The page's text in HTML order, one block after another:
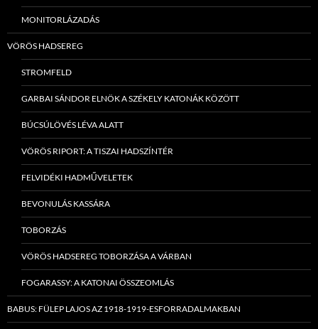
MONITORLÁZADÁS
VÖRÖS HADSEREG
STROMFELD
GARBAI SÁNDOR ELNÖK A SZÉKELY KATONÁK KÖZÖTT
BÚCSÚLÖVÉS LÉVA ALATT
VÖRÖS RIPORT: A TISZAI HADSZÍNTÉR
FELVIDÉKI HADMŰVELETEK
BEVONULÁS KASSÁRA
TOBORZÁS
VÖRÖS HADSEREG TOBORZÁSA A VÁRBAN
FOGARASSY: A KATONAI ÖSSZEOMLÁS
BABUS: FÜLEP LAJOS AZ 1918-1919-ESFORRADALMAKBAN